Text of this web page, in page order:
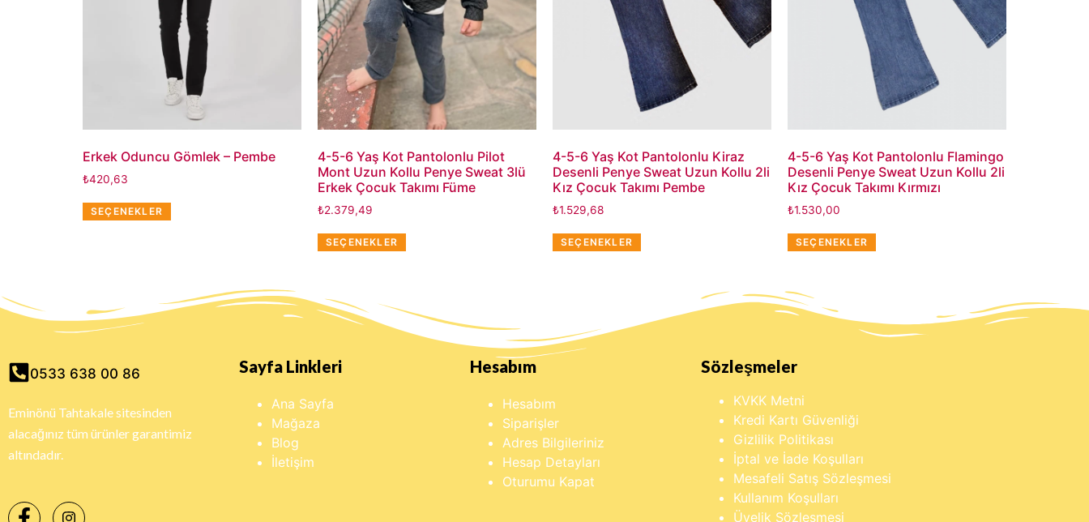
Erkek Oduncu Gömlek – Pembe
₺420,63
SEÇENEKLER
4-5-6 Yaş Kot Pantolonlu Pilot
Mont Uzun Kollu Penye Sweat 3lü
Erkek Çocuk Takımı Füme
₺2.379,49
SEÇENEKLER
4-5-6 Yaş Kot Pantolonlu Kiraz
Desenli Penye Sweat Uzun Kollu 2li
Kız Çocuk Takımı Pembe
₺1.529,68
SEÇENEKLER
4-5-6 Yaş Kot Pantolonlu Flamingo
Desenli Penye Sweat Uzun Kollu 2li
Kız Çocuk Takımı Kırmızı
₺1.530,00
SEÇENEKLER
0533 638 00 86
Eminönü Tahtakale sitesinden
alacağınız tüm ürünler garantimiz
altındadır.
Sayfa Linkleri
Ana Sayfa
Mağaza
Blog
İletişim
Hesabım
Hesabım
Siparişler
Adres Bilgileriniz
Hesap Detayları
Oturumu Kapat
Sözleşmeler
KVKK Metni
Kredi Kartı Güvenliği
Gizlilik Politikası
İptal ve İade Koşulları
Mesafeli Satış Sözleşmesi
Kullanım Koşulları
Üyelik Sözleşmesi